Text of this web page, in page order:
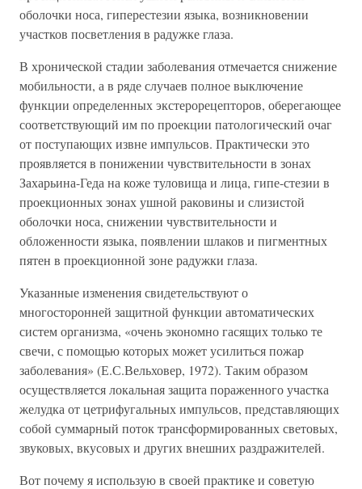
оболочки носа, гиперестезии языка, возникновении
участков посветления в радужке глаза.
В хронической стадии заболевания отмечается снижение
мобильности, а в ряде случаев полное выключение
функции определенных экстерорецепторов, оберегающее
соответствующий им по проекции патологический очаг
от поступающих извне импульсов. Практически это
проявляется в понижении чувствительности в зонах
Захарьина-Геда на коже туловища и лица, гипе-стезии в
проекционных зонах ушной раковины и слизистой
оболочки носа, снижении чувствительности и
обложенности языка, появлении шлаков и пигментных
пятен в проекционной зоне радужки глаза.
Указанные изменения свидетельствуют о
многосторонней защитной функции автоматических
систем организма, «очень экономно гасящих только те
свечи, с помощью которых может усилиться пожар
заболевания» (Е.С.Вельховер, 1972). Таким образом
осуществляется локальная защита пораженного участка
желудка от цетрифугальных импульсов, представляющих
собой суммарный поток трансформированных световых,
звуковых, вкусовых и других внешних раздражителей.
Вот почему я использую в своей практике и советую